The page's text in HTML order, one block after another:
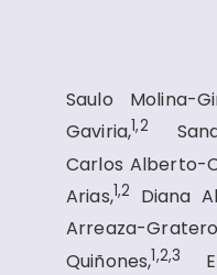
Saulo Molina-
Gaviria,1,2
Carlos Alberto-
Arias,1,2 Diana
Arreaza-
Quiñones,1,2,3